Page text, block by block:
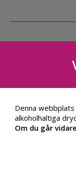
Denna
alkoholhaltiga
Om du går